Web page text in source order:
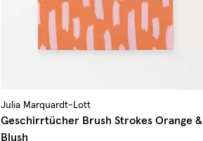
Julia Marquardt-Lott
Geschirrtücher Brush Strokes Orange &
Blush